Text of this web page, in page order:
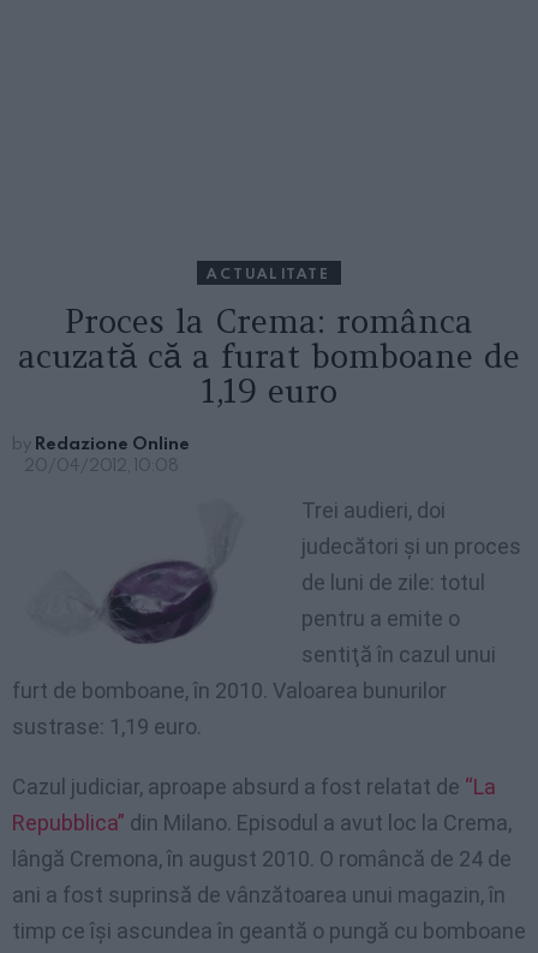
ACTUALITATE
Proces la Crema: românca
acuzată că a furat bomboane de
1,19 euro
by Redazione Online
20/04/2012, 10:08
Trei audieri, doi
judecători şi un proces
de luni de zile: totul
pentru a emite o
sentiţă în cazul unui
furt de bomboane, în 2010. Valoarea bunurilor
sustrase: 1,19 euro.
Cazul judiciar, aproape absurd a fost relatat de “La
Repubblica” din Milano. Episodul a avut loc la Crema,
lângă Cremona, în august 2010. O româncă de 24 de
ani a fost suprinsă de vânzătoarea unui magazin, în
timp ce îşi ascundea în geantă o pungă cu bomboane